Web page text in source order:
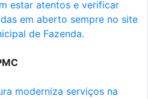
estar atentos e verificar
em aberto sempre no site
de Fazenda.
moderniza serviços na